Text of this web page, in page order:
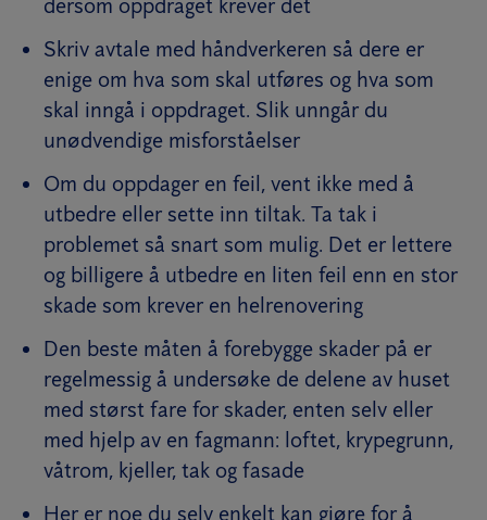
dersom oppdraget krever det
Skriv avtale med håndverkeren så dere er
enige om hva som skal utføres og hva som
skal inngå i oppdraget. Slik unngår du
unødvendige misforståelser
Om du oppdager en feil, vent ikke med å
utbedre eller sette inn tiltak. Ta tak i
problemet så snart som mulig. Det er lettere
og billigere å utbedre en liten feil enn en stor
skade som krever en helrenovering
Den beste måten å forebygge skader på er
regelmessig å undersøke de delene av huset
med størst fare for skader, enten selv eller
med hjelp av en fagmann: loftet, krypegrunn,
våtrom, kjeller, tak og fasade
Her er noe du selv enkelt kan gjøre for å